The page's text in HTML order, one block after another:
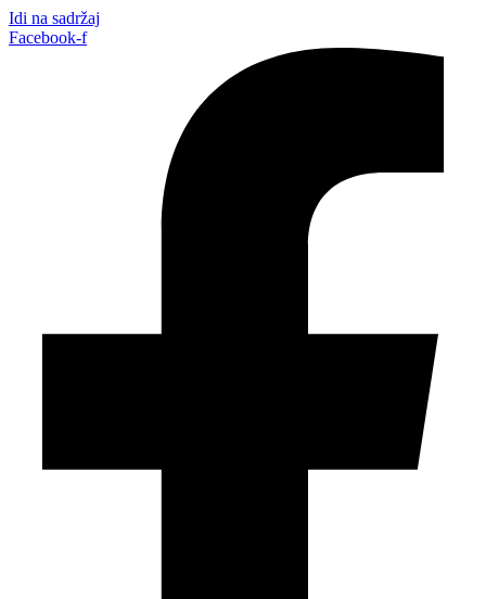
Idi na sadržaj
Facebook-f